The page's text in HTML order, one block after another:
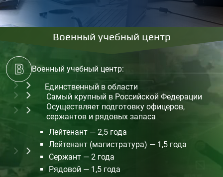
Военный учебный центр
В
Военный учебный центр:
Единственный в области
Cамый крупный в Российской Федерации
Осуществляет подготовку офицеров,
сержантов и рядовых запаса
Лейтенант — 2,5 года
Лейтенант (магистратура) — 1,5 года
Сержант — 2 года
Рядовой — 1,5 года